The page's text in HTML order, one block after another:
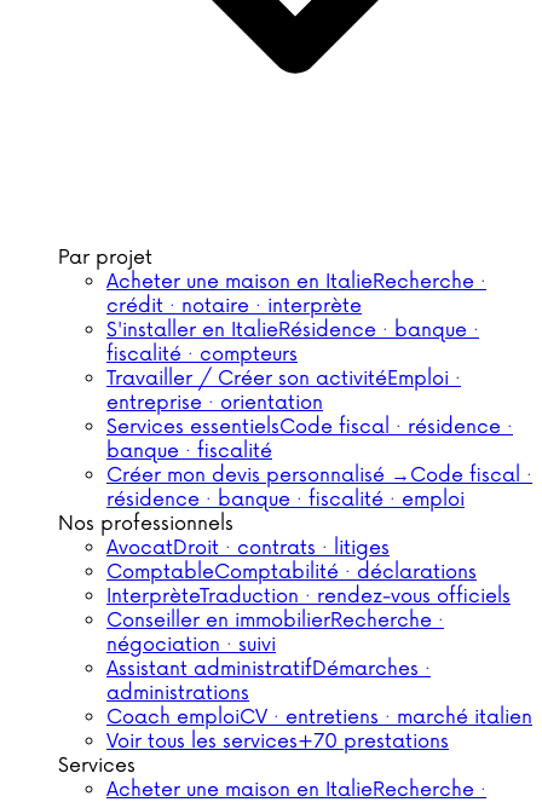
Par projet
Acheter une maison en ItalieRecherche ·
crédit · notaire · interprète
S'installer en ItalieRésidence · banque ·
fiscalité · compteurs
Travailler / Créer son activitéEmploi ·
entreprise · orientation
Services essentielsCode fiscal · résidence ·
banque · fiscalité
Créer mon devis personnalisé → Code fiscal ·
résidence · banque · fiscalité · emploi
Nos professionnels
AvocatDroit · contrats · litiges
ComptableComptabilité · déclarations
InterprèteTraduction · rendez-vous officiels
Conseiller en immobilierRecherche ·
négociation · suivi
Assistant administratifDémarches ·
administrations
Coach emploiCV · entretiens · marché italien
Voir tous les services+70 prestations
Services
Acheter une maison en ItalieRecherche ·